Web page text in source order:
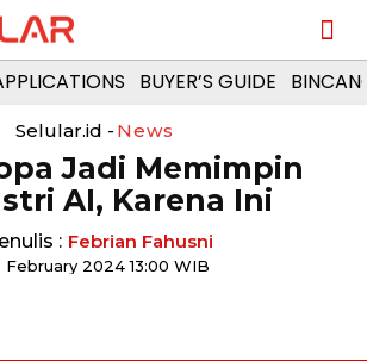
BUYER’S GUIDE
Selular.id - News
Jadi Memimpin
AI, Karena Ini
: Febrian Fahusni
February 2024 13:00 WIB